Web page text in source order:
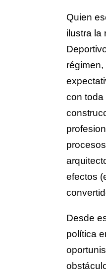
Quien
ilustra la
con toda
efectos
Desde
política